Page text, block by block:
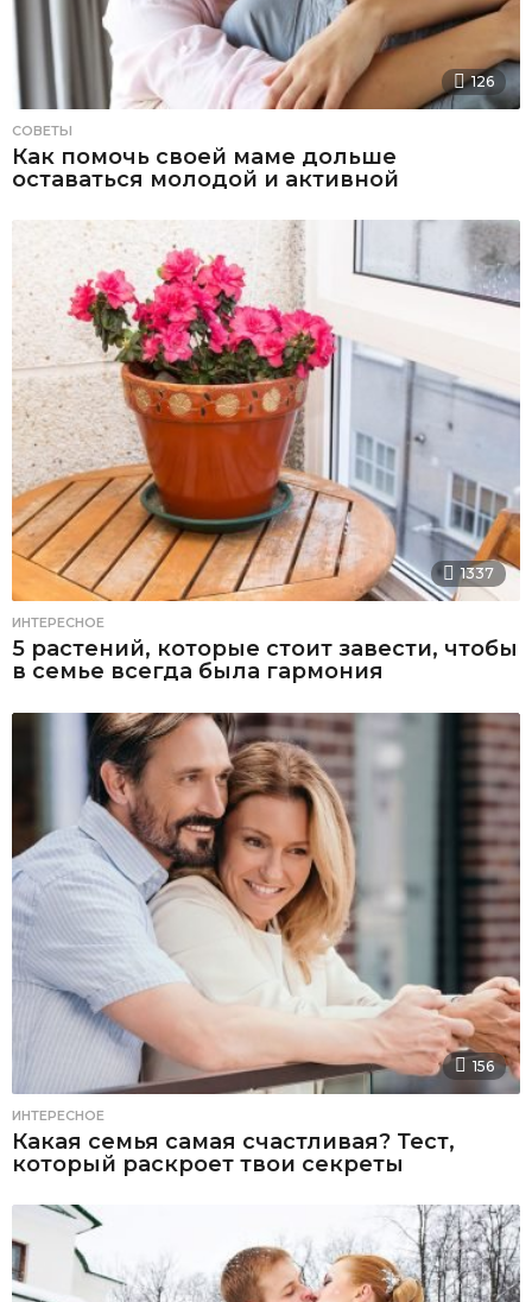
126
СОВЕТЫ
Как помочь своей маме дольше
оставаться молодой и активной
1337
ИНТЕРЕСНОЕ
5 растений, которые стоит завести, чтобы
в семье всегда была гармония
156
ИНТЕРЕСНОЕ
Какая семья самая счастливая? Тест,
который раскроет твои секреты